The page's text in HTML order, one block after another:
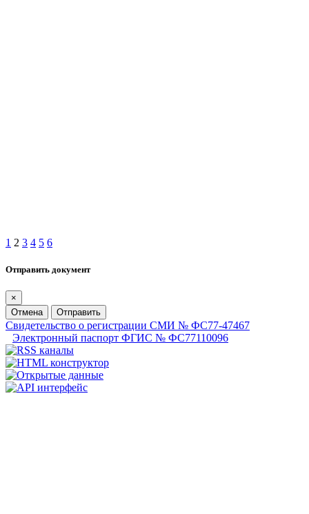
1 2 3 4 5 6
Отправить документ
×
Отмена
Отправить
Свидетельство о регистрации СМИ № ФС77-47467
Электронный паспорт ФГИС № ФС77110096